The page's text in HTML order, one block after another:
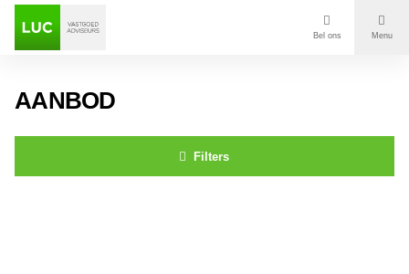
Bel ons Menu
AANBOD
Filters